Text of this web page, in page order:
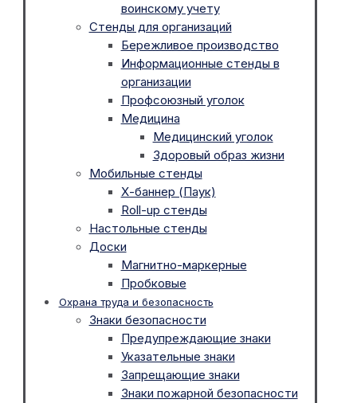
воинскому учету
Стенды для организаций
Бережливое производство
Информационные стенды в
организации
Профсоюзный уголок
Медицина
Медицинский уголок
Здоровый образ жизни
Мобильные стенды
Х-баннер (Паук)
Roll-up стенды
Настольные стенды
Доски
Магнитно-маркерные
Пробковые
Охрана труда и безопасность
Знаки безопасности
Предупреждающие знаки
Указательные знаки
Запрещающие знаки
Знаки пожарной безопасности